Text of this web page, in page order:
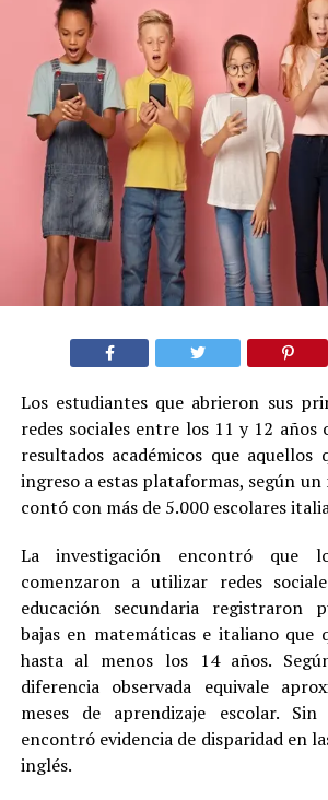
Los estudiantes que abrieron sus
redes sociales entre los 11 y 12 años
resultados académicos que aquellos
ingreso a estas plataformas, según un
contó con más de 5.000 escolares
La investigación encontró que
comenzaron a utilizar redes
educación secundaria registraron
bajas en matemáticas e italiano que
hasta al menos los 14 años.
diferencia observada equivale
meses de aprendizaje escolar.
encontró evidencia de disparidad en
inglés.